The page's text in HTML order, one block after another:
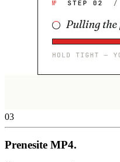
03
Prenesite MP4.